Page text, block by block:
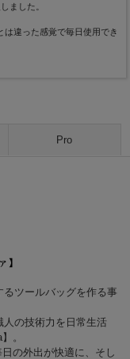
ました。
は違った感覚で毎日使用でき
Pro
ツールバッグを作る事
人の技術力を日常生活
。
の外出が快適に、そし